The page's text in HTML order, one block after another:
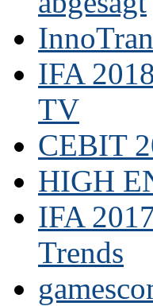
IFA
TV
CEBIT
HIGH
IFA
Trends